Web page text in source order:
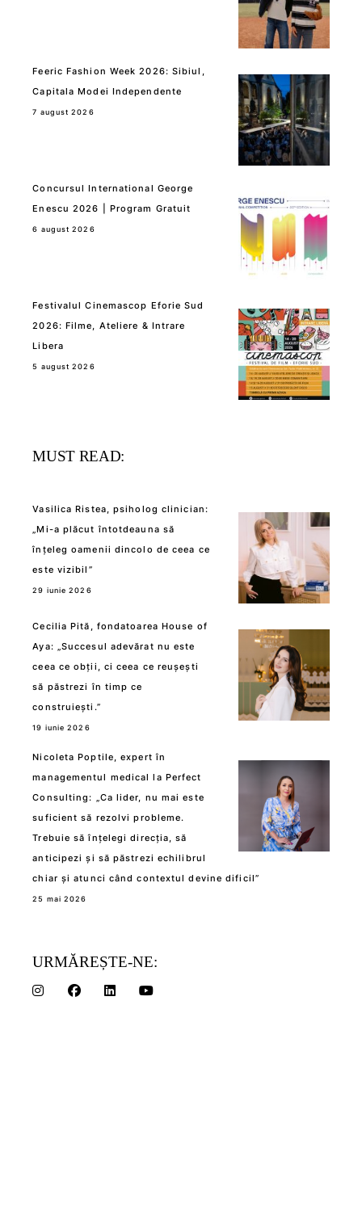
Feeric Fashion Week 2026: Sibiul,
Capitala Modei Independente
7 august 2026
Concursul International George
Enescu 2026 | Program Gratuit
6 august 2026
Festivalul Cinemascop Eforie Sud
2026: Filme, Ateliere & Intrare
Libera
5 august 2026
MUST READ:
Vasilica Ristea, psiholog clinician:
„Mi-a plăcut întotdeauna să
înțeleg oamenii dincolo de ceea ce
este vizibil”
29 iunie 2026
Cecilia Pită, fondatoarea House of
Aya: „Succesul adevărat nu este
ceea ce obții, ci ceea ce reușești
să păstrezi în timp ce
construiești.”
19 iunie 2026
Nicoleta Poptile, expert în
managementul medical la Perfect
Consulting: „Ca lider, nu mai este
suficient să rezolvi probleme.
Trebuie să înțelegi direcția, să
anticipezi și să păstrezi echilibrul
chiar și atunci când contextul devine dificil”
25 mai 2026
URMĂREȘTE-NE: